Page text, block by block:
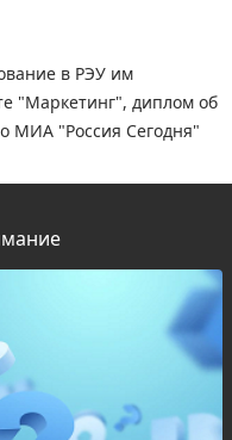
в РЭУ им
"Маркетинг", диплом об
МИА "Россия Сегодня"